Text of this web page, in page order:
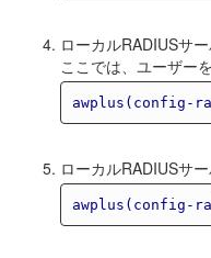
ローカルRADIUSサ
ここでは、ユーザー
awplus(config-
ローカルRADIUSサ
awplus(config-